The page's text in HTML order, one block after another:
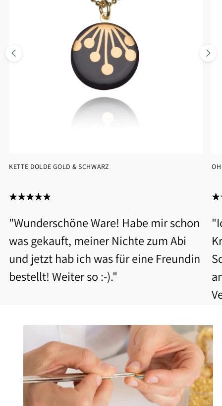
"Wunderschöne Ware! Habe mir schon
was gekauft, meiner Nichte zum Abi
und jetzt hab ich was für eine Freundin
bestellt! Weiter so :-)."
KETTE DOLDE GOLD & SCHWARZ